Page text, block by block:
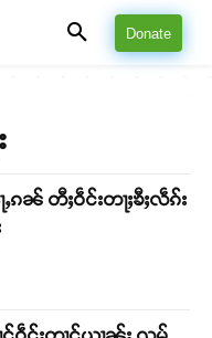
Donate
ၵၼ် တီႈဝဵင်းတႃႈၶီႈလဵၵ်း